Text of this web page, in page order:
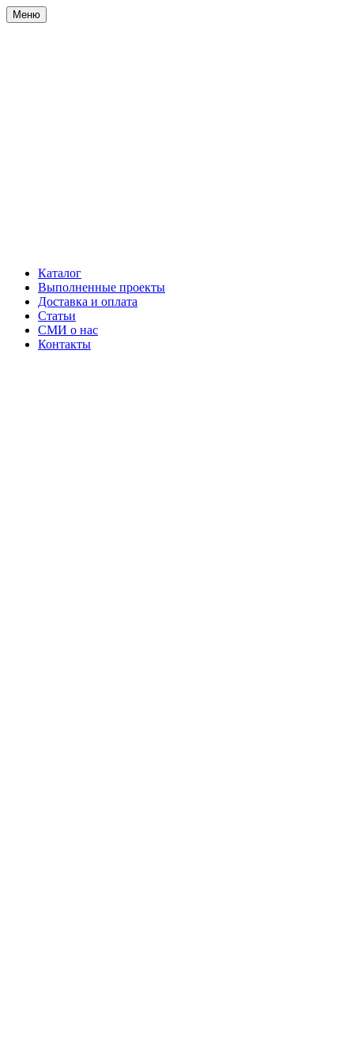
Меню
Каталог
Выполненные проекты
Доставка и оплата
Статьи
СМИ о нас
Контакты